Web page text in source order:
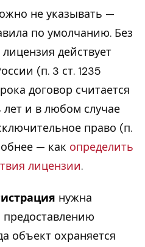
не указывать —
по умолчанию. Без
действует
(п. 3 ст. 1235
договор считается
и в любом случае
право (п.
— как определить
лицензии.
нужна
предоставлению
объект охраняется